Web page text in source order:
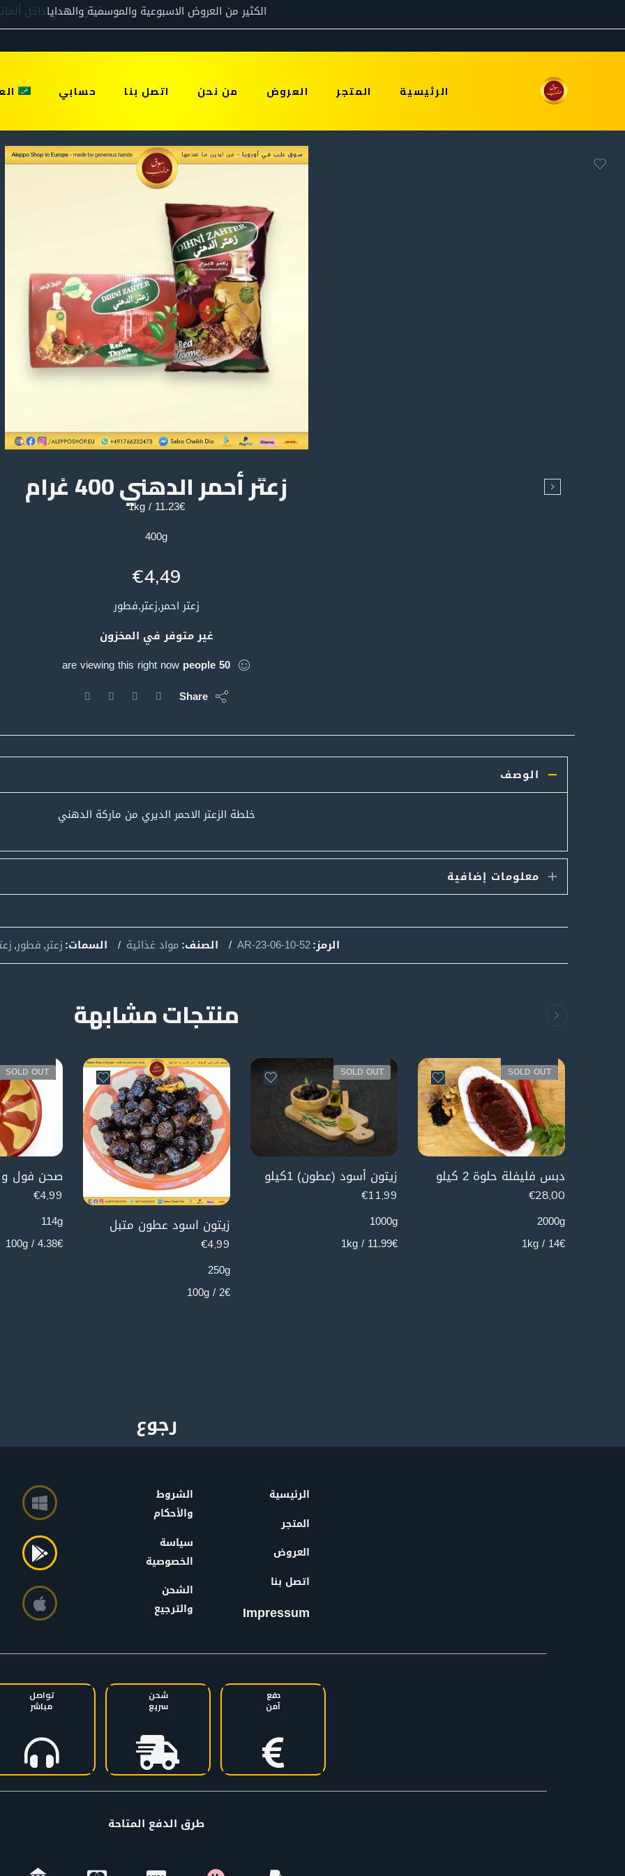
الرئيسية المتجر العروض من نحن اتصل بنا حسابي
زعتر أحمر الدهني 400 غرام
11.23€ / 1kg
400g
€4,49
زعتر احمر,زعتر,فطور
غير متوفر في المخزون
50
people
are viewing this right now
Share
الوصف
خلطة الزعتر الاحمر الديري من ماركة الدهني
معلومات إضافية
الرمز:AR-23-06-10-52 الصنف:مواد غذائية السمات:زعتر,فطور,
منتجات مشابهة
SOLD OUT
دبس فليفلة حلوة 2 كيلو
€28,00
2000g
14€ / 1kg
SOLD OUT
زيتون أسود (عطون) 1كيلو
€11,99
1000g
11.99€ / 1kg
زيتون اسود عطون متبل
€4,99
250g
2€ / 100g
SOLD OUT
€4,99
114g
4.38€ / 100g
الرئيسية
المتجر
العروض
اتصل بنا
Impressum
الشروط
والأحكام
سياسة
الخصوصية
الشحن
والترجيع
دفع
آمن
شحن
سريع
تواصل
مباشر
طرق الدفع المتاحة